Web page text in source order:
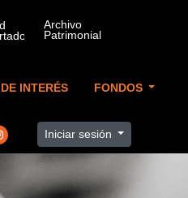
INTERÉS FONDOS
Iniciar sesión